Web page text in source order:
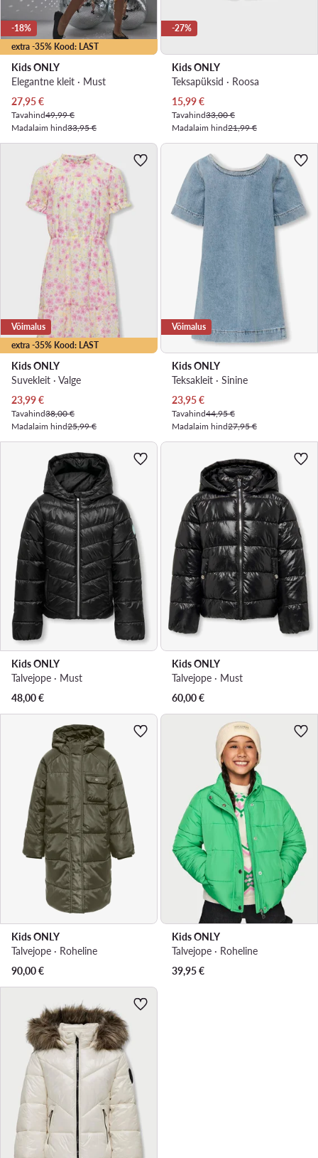
extra -35% Kood: LAST
-18%
Kids ONLY
Elegantne kleit · Must
Praegune hind
27,95€
Tavahind49,99 €
Madalaim hind33,95 €
-27%
Kids ONLY
Teksapüksid · Roosa
Praegune hind
15,99€
Tavahind33,00 €
Madalaim hind21,99 €
extra -35% Kood: LAST
Võimalus
Kids ONLY
Suvekleit · Valge
Praegune hind
23,99€
Tavahind38,00 €
Madalaim hind25,99 €
Võimalus
Kids ONLY
Teksakleit · Sinine
Praegune hind
23,95€
Tavahind44,95 €
Madalaim hind27,95 €
Kids ONLY
Talvejope · Must
48,00€
Kids ONLY
Talvejope · Must
60,00€
Kids ONLY
Talvejope · Roheline
90,00€
Kids ONLY
Talvejope · Roheline
39,95€